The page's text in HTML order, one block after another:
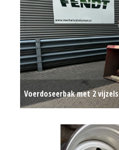
Voerdoseerbak met 2 vijzels